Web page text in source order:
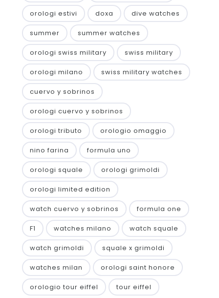
orologi estivi doxa dive watches
summer summer watches
orologi swiss military swiss military
orologi milano swiss military watches
cuervo y sobrinos
orologi cuervo y sobrinos
orologi tributo orologio omaggio
nino farina formula uno
orologi squale orologi grimoldi
orologi limited edition
watch cuervo y sobrinos formula one
F1 watches milano watch squale
watch grimoldi squale x grimoldi
watches milan orologi saint honore
orologio tour eiffel tour eiffel